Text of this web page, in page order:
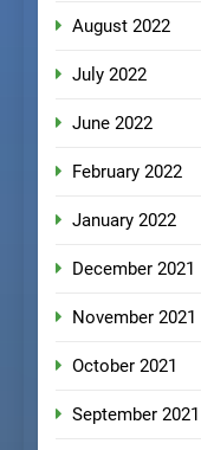
August 2022
July 2022
June 2022
February 2022
January 2022
December 2021
November 2021
October 2021
September 2021